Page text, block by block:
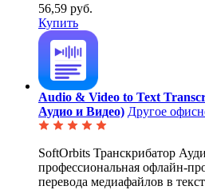
56,59 руб.
Купить
Audio & Video to Text
Аудио и Видео) Другое
SoftOrbits Транскрибатор
профессиональная офлайн-
перевода медиафайлов в